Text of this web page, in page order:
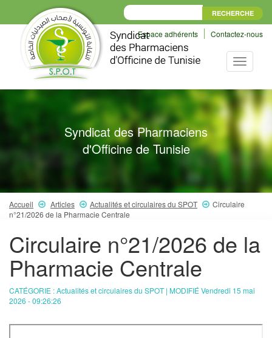
Espace adhérents Contactez-nous
Toggle
Syndicat des Pharmaciens
d'Officine de Tunisie
Accueil Articles Actualités et circulaires du SPOT
Circulaire
n°21/2026 de la Pharmacie Centrale
Circulaire n°21/2026 de la
Pharmacie Centrale
CATÉGORIE : Actualités et circulaires du SPOT | MODIFIÉ Vendredi 15 mai
2026 - 09:26:26